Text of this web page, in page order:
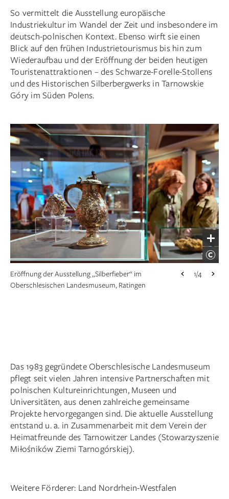
So vermittelt die Ausstellung europäische
Industriekultur im Wandel der Zeit und insbesondere im
deutsch-polnischen Kontext. Ebenso wirft sie einen
Blick auf den frühen Industrietourismus bis hin zum
Wiederaufbau und der Eröffnung der beiden heutigen
Touristenattraktionen – des Schwarze-Forelle-Stollens
und des Historischen Silberbergwerks in Tarnowskie
Góry im Süden Polens.
Eröffnung der Ausstellung „Silberfieber“ im
Oberschlesischen Landesmuseum, Ratingen
1/4
1/4
1/4
1/4
Das 1983 gegründete Oberschlesische Landesmuseum
pflegt seit vielen Jahren intensive Partnerschaften mit
polnischen Kultureinrichtungen, Museen und
Universitäten, aus denen zahlreiche gemeinsame
Projekte hervorgegangen sind. Die aktuelle Ausstellung
entstand u. a. in Zusammenarbeit mit dem Verein der
Heimatfreunde des Tarnowitzer Landes (Stowarzyszenie
Miłośników Ziemi Tarnogórskiej).
Weitere Förderer: Land Nordrhein-Westfalen